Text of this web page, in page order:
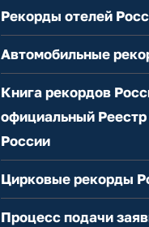
Рекорды отелей
Автомобильные
Книга рекордов
официальный
России
Цирковые рекорды
Процесс подачи